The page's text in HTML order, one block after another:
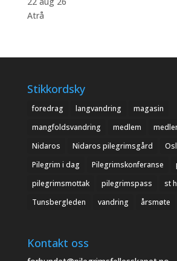
Atrå
Stikkordsky
foredrag langvandring
magasin
mangfoldsvandring
medlem
Nidaros
Nidaros pilegrimsgård
Pilegrim i dag
Pilegrimskonferanse
pilegrimsmottak
pilegrimspass
st
Tunsbergleden
vandring årsmøte
Kontakt oss